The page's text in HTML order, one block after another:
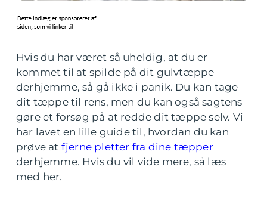
Hvis du har været så uheldig, at du er
kommet til at spilde på dit gulvtæppe
derhjemme, så gå ikke i panik. Du kan tage
dit tæppe til rens, men du kan også sagtens
gøre et forsøg på at redde dit tæppe selv. Vi
har lavet en lille guide til, hvordan du kan
prøve at fjerne pletter fra dine tæpper
derhjemme. Hvis du vil vide mere, så læs
med her.